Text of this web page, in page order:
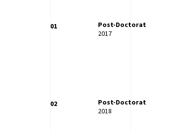
01
Post-Doctorat
2017
02
Post-Doctorat
2018